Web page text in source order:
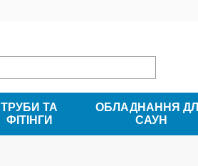
ТРУБИ ТА
ФІТІНГИ
ОБЛАДНАННЯ
САУН